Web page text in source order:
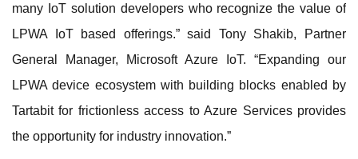
many IoT solution developers who recognize the value of
LPWA IoT based offerings.” said Tony Shakib, Partner
General Manager, Microsoft Azure IoT. “Expanding our
LPWA device ecosystem with building blocks enabled by
Tartabit for frictionless access to Azure Services provides
the opportunity for industry innovation.”